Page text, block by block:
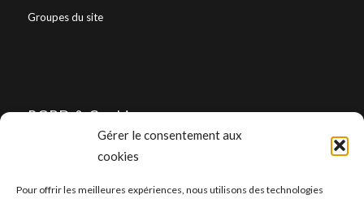
Gérer le consentement aux
cookies
Pour offrir les meilleures expériences, nous utilisons des technologies
Groupes du site
RGPD & Cookies
Politique de confidentialité